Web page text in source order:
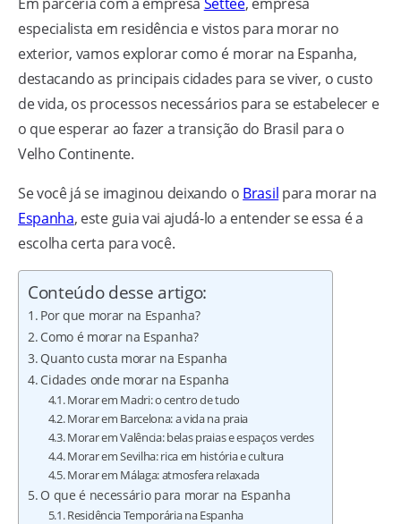
especialista em residência e vistos para morar no
exterior, vamos explorar como é morar na Espanha,
destacando as principais cidades para se viver, o custo
de vida, os processos necessários para se estabelecer e
o que esperar ao fazer a transição do Brasil para o
Velho Continente.
Se você já se imaginou deixando o Brasil para morar na
Espanha, este guia vai ajudá-lo a entender se essa é a
escolha certa para você.
Conteúdo desse artigo:
Por que morar na Espanha?
Como é morar na Espanha?
Quanto custa morar na Espanha
Cidades onde morar na Espanha
Morar em Madri: o centro de tudo
Morar em Barcelona: a vida na praia
Morar em Valência: belas praias e espaços verdes
Morar em Sevilha: rica em história e cultura
Morar em Málaga: atmosfera relaxada
O que é necessário para morar na Espanha
Residência Temporária na Espanha